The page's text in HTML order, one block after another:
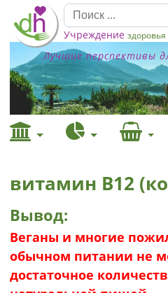
Учреждение
Лучшие перспективы
витамин В12
Вывод:
Веганы и многие
обычном питании не
достаточное